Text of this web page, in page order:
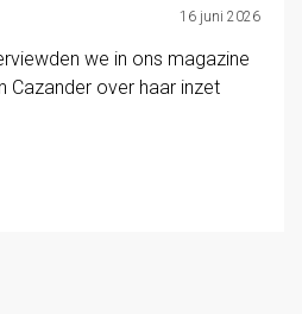
16 juni 2026
we in ons magazine
Cazander over haar inzet